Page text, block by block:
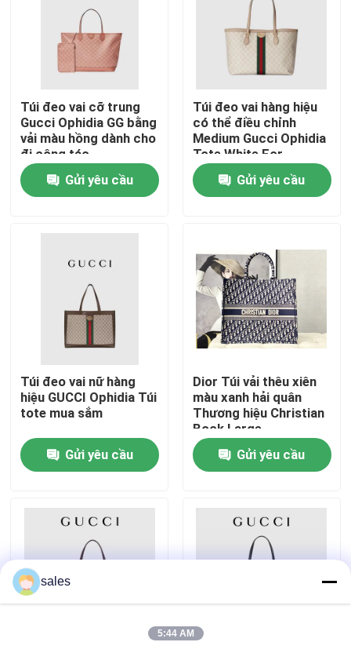
Trang chủ
VỀ CHÚNG TÔI
Tham quan nhà máy
Kiểm soát chất lượng
Các trường hợp
Túi đeo vai cỡ trung
Gucci Ophidia GG bằng
vải màu hồng dành cho
đi công tác
Gửi yêu cầu
Túi đeo vai hàng hiệu
có thể điều chỉnh
Medium Gucci Ophidia
Tote White For
Women
Gửi yêu cầu
Túi đeo vai nữ hàng
hiệu GUCCI Ophidia Túi
tote mua sắm
Gửi yêu cầu
Dior Túi vải thêu xiên
màu xanh hải quân
Thương hiệu Christian
Book Large
Gửi yêu cầu
sales
5:44 AM